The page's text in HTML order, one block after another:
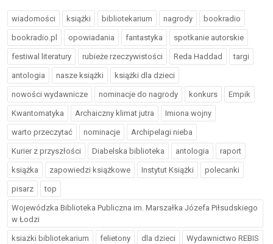
wiadomości książki bibliotekarium nagrody bookradio
bookradio.pl opowiadania fantastyka spotkanie autorskie
festiwal literatury rubieże rzeczywistości Reda Haddad targi
antologia nasze książki książki dla dzieci
nowości wydawnicze nominacje do nagrody konkurs Empik
Kwantomatyka Archaiczny klimat jutra Imiona wojny
warto przeczytać nominacje Archipelagi nieba
Kurier z przyszłości Diabelska biblioteka antologia raport
książka zapowiedzi książkowe Instytut Książki polecanki
pisarz top
Wojewódzka Biblioteka Publiczna im. Marszałka Józefa Piłsudskiego
w Łodzi
ksiazki bibliotekarium felietony dla dzieci Wydawnictwo REBIS